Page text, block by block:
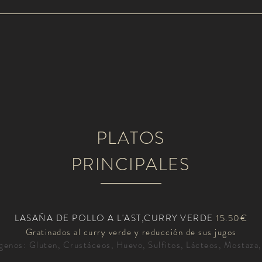
PLATOS
PRINCIPALES
LASAÑA DE POLLO A L'AST,CURRY VERDE 15.50€
Gratinados al curry verde y reducción de sus jugos
Gluten, Crustáceos, Huevo, Sulfitos, Lácteos,